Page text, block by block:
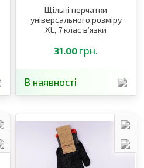
Щільні перчатки
універсального розміру
XL, 7 клас в’язки
31.00 грн.
В наявності